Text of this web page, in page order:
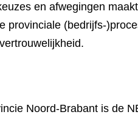
en afwegingen
provinciale (bedrijfs-
Noord-Brabant is de